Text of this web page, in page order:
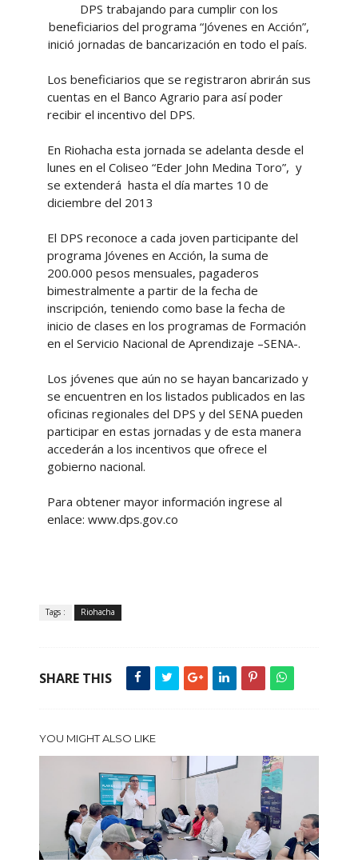
DPS trabajando para cumplir con los
beneficiarios del programa “Jóvenes en Acción”,
inició jornadas de bancarización en todo el país.
Los beneficiarios que se registraron abrirán sus
cuentas en el Banco Agrario para así poder
recibir el incentivo del DPS.
En Riohacha esta jornada se adelanta desde el
lunes en el Coliseo “Eder John Medina Toro”, y
se extenderá hasta el día martes 10 de
diciembre del 2013
El DPS reconoce a cada joven participante del
programa Jóvenes en Acción, la suma de
200.000 pesos mensuales, pagaderos
bimestralmente a partir de la fecha de
inscripción, teniendo como base la fecha de
inicio de clases en los programas de Formación
en el Servicio Nacional de Aprendizaje –SENA-.
Los jóvenes que aún no se hayan bancarizado y
se encuentren en los listados publicados en las
oficinas regionales del DPS y del SENA pueden
participar en estas jornadas y de esta manera
accederán a los incentivos que ofrece el
gobierno nacional.
Para obtener mayor información ingrese al
enlace: www.dps.gov.co
Tags : Riohacha
SHARE THIS
YOU MIGHT ALSO LIKE